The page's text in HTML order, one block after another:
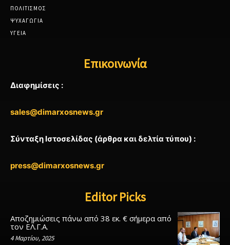
ΠΟΛΙΤΙΣΜΟΣ
ΨΥΧΑΓΩΓΙΑ
ΥΓΕΙΑ
Επικοινωνία
Διαφημίσεις :
sales@dimarxosnews.gr
Σύνταξη Ιστοσελίδας (άρθρα και δελτία τύπου) :
press@dimarxosnews.gr
Editor Picks
Αποζημιώσεις πάνω από 38 εκ. € σήμερα από
τον ΕΛ.Γ.Α.
4 Μαρτίου, 2025